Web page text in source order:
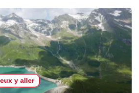
y aller